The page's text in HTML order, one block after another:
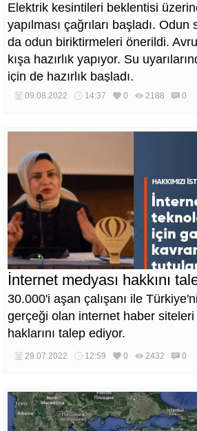
Elektrik kesintileri beklentisi
yapılması çağrıları başladı. Odun
da odun biriktirmeleri önerildi.
kışa hazırlık yapıyor. Su
için de hazırlık başladı.
09.08.2022 14:37 0 2188 0
İnternet medyası hakkını
30.000'i aşan çalışanı ile
gerçeği olan internet haber siteleri
haklarını talep ediyor.
29.07.2022 12:59 0 2432 0